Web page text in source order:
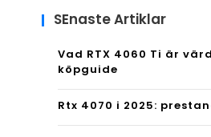
SEnaste Artiklar
Vad RTX 4060 Ti är
köpguide
Rtx 4070 i 2025: